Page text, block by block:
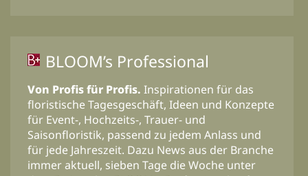
BLOOM’s Professional
Von Profis für Profis. Inspirationen für das
floristische Tagesgeschäft, Ideen und Konzepte
für Event-, Hochzeits-, Trauer- und
Saisonfloristik, passend zu jedem Anlass und
für jede Jahreszeit. Dazu News aus der Branche
immer aktuell, sieben Tage die Woche unter